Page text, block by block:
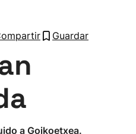
Guardar
a Goikoetxea.